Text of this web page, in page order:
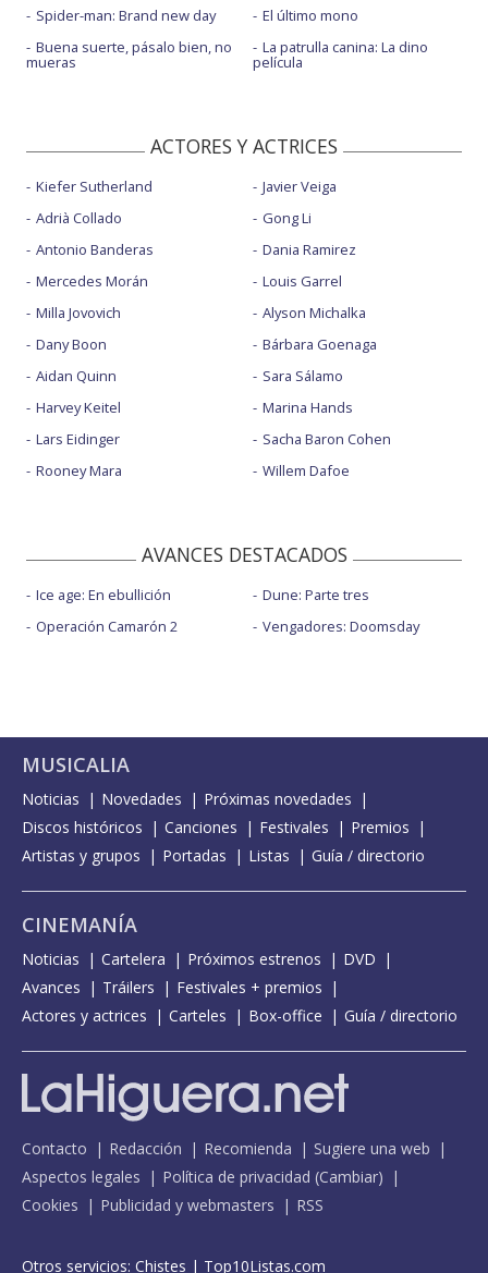
Spider-man: Brand new day
Buena suerte, pásalo bien, no
mueras
El último mono
La patrulla canina: La dino
película
ACTORES Y ACTRICES
Kiefer Sutherland
Adrià Collado
Antonio Banderas
Mercedes Morán
Milla Jovovich
Dany Boon
Aidan Quinn
Harvey Keitel
Lars Eidinger
Rooney Mara
Javier Veiga
Gong Li
Dania Ramirez
Louis Garrel
Alyson Michalka
Bárbara Goenaga
Sara Sálamo
Marina Hands
Sacha Baron Cohen
Willem Dafoe
AVANCES DESTACADOS
Ice age: En ebullición
Operación Camarón 2
Dune: Parte tres
Vengadores: Doomsday
MUSICALIA
Noticias Novedades
Próximas novedades
Discos históricos
Canciones Festivales
Premios
Artistas y grupos
Portadas Listas Guía / directorio
CINEMANÍA
Noticias Cartelera Próximos estrenos
DVD
Avances
Tráilers
Festivales + premios
Actores y actrices
Carteles Box-office Guía / directorio
Contacto Redacción Recomienda
Sugiere una web
Aspectos legales
Política de privacidad (Cambiar)
Cookies
Publicidad y webmasters RSS
Otros servicios: Chistes | Top10Listas.com